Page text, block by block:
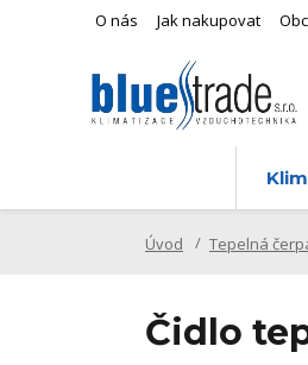
O nás Jak nakupovat
Úvod Tepelná
Čidlo